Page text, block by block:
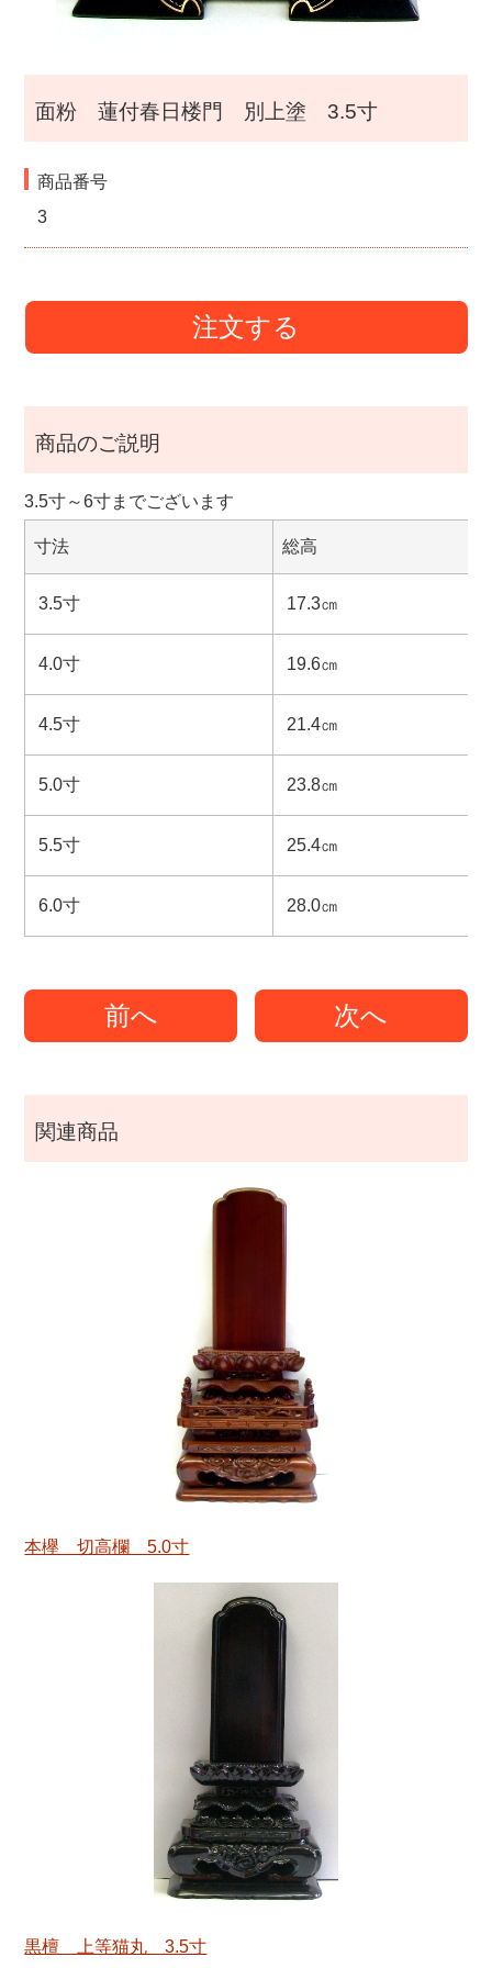
面粉 蓮付春日楼門 別上塗 3.5寸
商品番号
3
注文する
商品のご説明
3.5寸～6寸までございます
寸法 総高
3.5寸 17.3㎝
4.0寸 19.6㎝
4.5寸 21.4㎝
5.0寸 23.8㎝
5.5寸 25.4㎝
6.0寸 28.0㎝
前へ 次へ
関連商品
本欅 切高欄 5.0寸
黒檀 上等猫丸 3.5寸